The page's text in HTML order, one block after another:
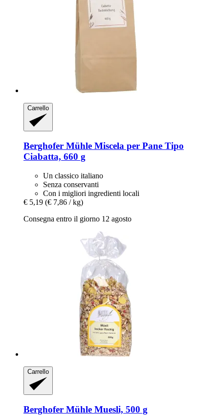
Carrello
Berghofer Mühle Miscela per Pane Tipo
Ciabatta, 660 g
Un classico italiano
Senza conservanti
Con i migliori ingredienti locali
€ 5,19 (€ 7,86 / kg)
Consegna entro il giorno 12 agosto
Carrello
Berghofer Mühle Muesli, 500 g